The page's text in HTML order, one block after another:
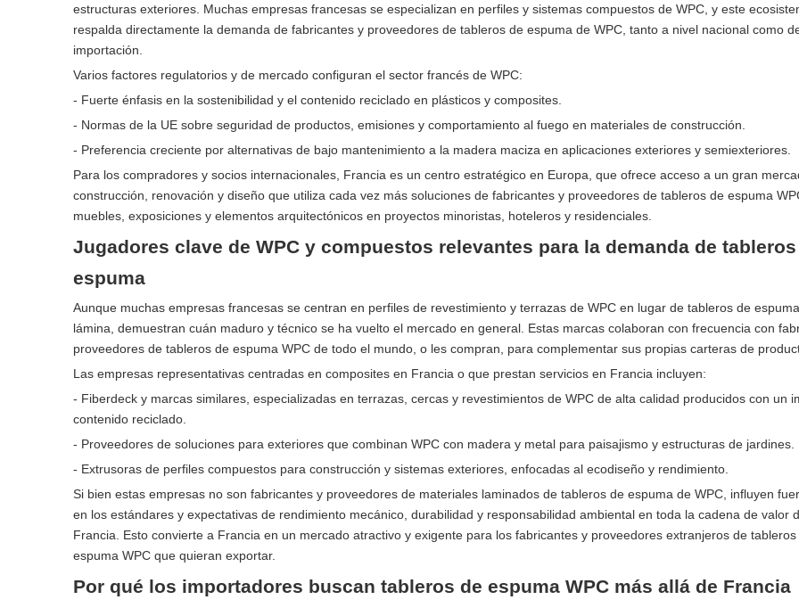
estructuras exteriores. Muchas empresas francesas se especializan en perfiles y sistemas compuestos de WPC, y este
respalda directamente la demanda de fabricantes y proveedores de tableros de espuma de WPC, tanto a nivel nacional como
importación.
Varios factores regulatorios y de mercado configuran el sector francés de WPC:
- Fuerte énfasis en la sostenibilidad y el contenido reciclado en plásticos y composites.
- Normas de la UE sobre seguridad de productos, emisiones y comportamiento al fuego en materiales de construcción.
- Preferencia creciente por alternativas de bajo mantenimiento a la madera maciza en aplicaciones exteriores y semiexteriores.
Para los compradores y socios internacionales, Francia es un centro estratégico en Europa, que ofrece acceso a un gran
construcción, renovación y diseño que utiliza cada vez más soluciones de fabricantes y proveedores de tableros de espuma
muebles, exposiciones y elementos arquitectónicos en proyectos minoristas, hoteleros y residenciales.
Jugadores clave de WPC y compuestos relevantes para la demanda de tableros
espuma
Aunque muchas empresas francesas se centran en perfiles de revestimiento y terrazas de WPC en lugar de tableros de
lámina, demuestran cuán maduro y técnico se ha vuelto el mercado en general. Estas marcas colaboran con frecuencia con
proveedores de tableros de espuma WPC de todo el mundo, o les compran, para complementar sus propias carteras de
Las empresas representativas centradas en composites en Francia o que prestan servicios en Francia incluyen:
- Fiberdeck y marcas similares, especializadas en terrazas, cercas y revestimientos de WPC de alta calidad producidos con un
contenido reciclado.
- Proveedores de soluciones para exteriores que combinan WPC con madera y metal para paisajismo y estructuras de jardines.
- Extrusoras de perfiles compuestos para construcción y sistemas exteriores, enfocadas al ecodiseño y rendimiento.
Si bien estas empresas no son fabricantes y proveedores de materiales laminados de tableros de espuma de WPC, influyen
en los estándares y expectativas de rendimiento mecánico, durabilidad y responsabilidad ambiental en toda la cadena de valor
Francia. Esto convierte a Francia en un mercado atractivo y exigente para los fabricantes y proveedores extranjeros de tableros
espuma WPC que quieran exportar.
Por qué los importadores buscan tableros de espuma WPC más allá de Francia